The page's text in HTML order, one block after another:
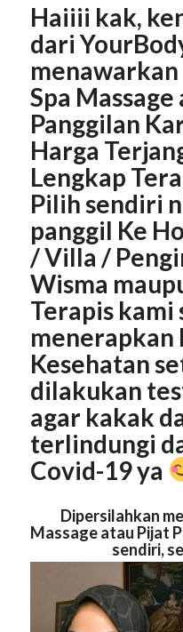
Haiiii kak,
dari
menawarkan
Spa
Panggilan
Harga
Lengkap
Pilih sendiri
panggil Ke
/ Villa /
Wisma
Terapis kami
menerapkan
Kesehatan
dilakukan
agar kakak
terlindungi
Covid-19 ya
Dipersilahkan
Massage atau Pijat
sendiri,